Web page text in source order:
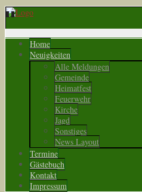
Home
Neuigkeiten
Alle Meldungen
Gemeinde
Heimatfest
Feuerwehr
Kirche
Jagd
Sonstiges
News Layout
Termine
Gästebuch
Kontakt
Impressum